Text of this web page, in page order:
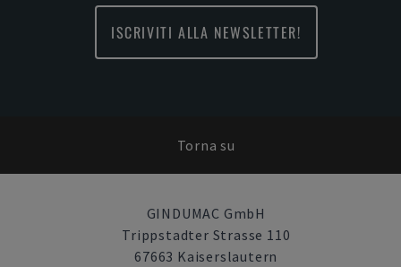
ISCRIVITI ALLA NEWSLETTER!
Torna su
GINDUMAC GmbH
Trippstadter Strasse 110
67663 Kaiserslautern